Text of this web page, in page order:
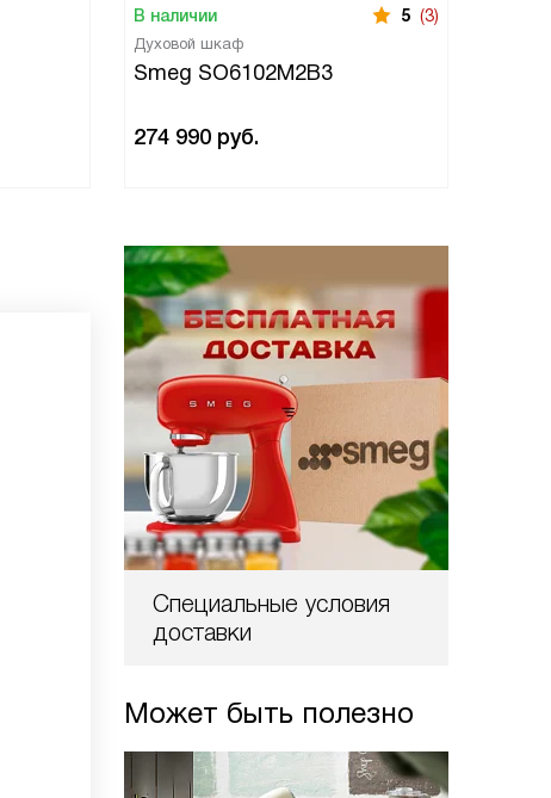
В наличии 5 (3)
Духовой шкаф
Smeg SO6102M2B3
274 990 руб.
Специальные условия
доставки
Может быть полезно